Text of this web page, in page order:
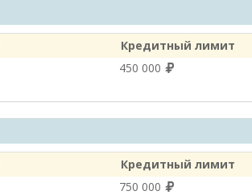
Кредитный лимит
450 000
Кредитный лимит
750 000